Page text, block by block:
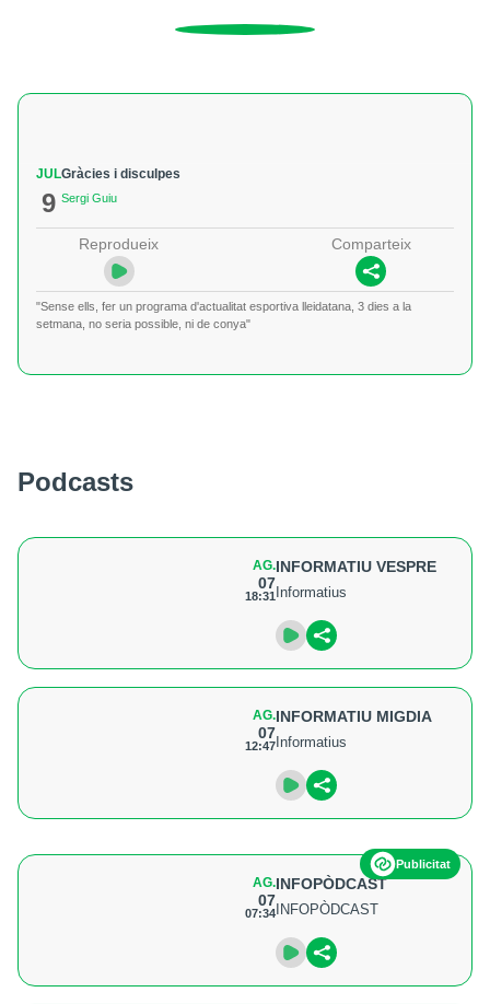
JUL
9
Gràcies i disculpes
Sergi Guiu
Reprodueix Comparteix
"Sense ells, fer un programa d'actualitat esportiva lleidatana, 3 dies a la
setmana, no seria possible, ni de conya"
Podcasts
AG.
07
18:31
INFORMATIU VESPRE
Informatius
AG.
07
12:47
INFORMATIU MIGDIA
Informatius
Publicitat
AG.
07
07:34
INFOPÒDCAST
INFOPÒDCAST